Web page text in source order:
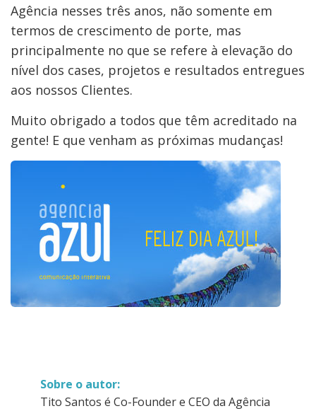
Agência nesses três anos, não somente em
termos de crescimento de porte, mas
principalmente no que se refere à elevação do
nível dos cases, projetos e resultados entregues
aos nossos Clientes.
Muito obrigado a todos que têm acreditado na
gente! E que venham as próximas mudanças!
Sobre o autor:
Tito Santos é Co-Founder e CEO da Agência